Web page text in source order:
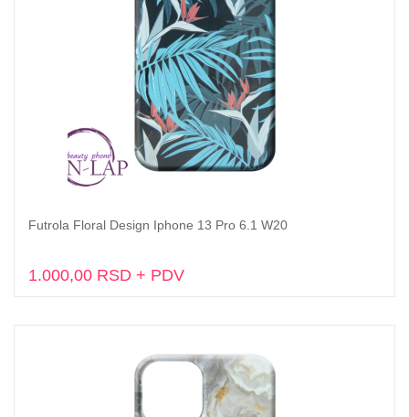
Dodaj u korpu
Futrola Floral Design Iphone 13 Pro 6.1 W20
1.000,00 RSD + PDV